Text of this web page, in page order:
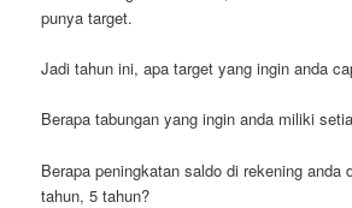
punya target.
Jadi tahun ini, apa target yang ingin anda
Berapa tabungan yang ingin anda miliki
Berapa peningkatan saldo di rekening anda
tahun, 5 tahun?